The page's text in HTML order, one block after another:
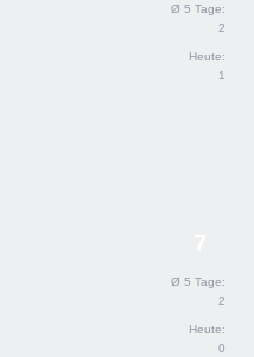
Ø 5 Tage:
2
Heute:
1
Ø 5 Tage:
2
Heute:
0